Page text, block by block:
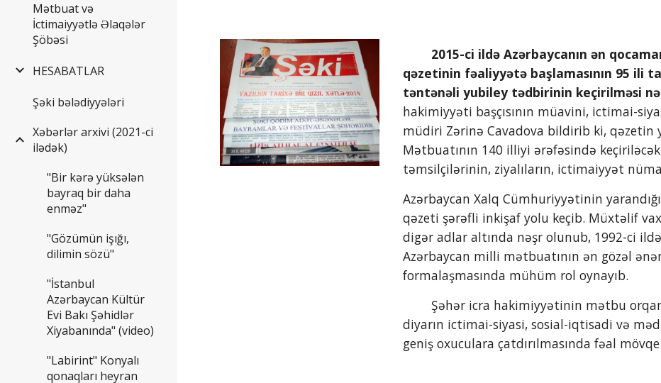
Mətbuat və
İctimaiyyətlə Əlaqələr
Şöbəsi
HESABATLAR
Şəki bələdiyyələri
Xəbərlər arxivi (2021-ci
ilədək)
"Bir kərə yüksələn
bayraq bir daha
enməz"
"Gözümün işığı,
dilimin sözü"
"İstanbul
Azərbaycan Kültür
Evi Bakı Şəhidlər
Xiyabanında" (video)
"Labirint" Konyalı
qonaqları heyran
qəzetinin fəaliyyətə başlamasının 95 ili
təntənəli yubiley tədbirinin keçirilməsi
hakimiyyəti başçısının müavini, ictimai-
müdiri Zərinə Cavadova bildirib ki,
Mətbuatının 140 illiyi ərəfəsində
təmsilçilərinin, ziyalıların, ictimaiyyət
Azərbaycan Xalq Cümhuriyyətinin
qəzeti şərəfli inkişaf yolu keçib. Müxtəlif
digər adlar altında nəşr olunub, 1992-ci
Azərbaycan milli mətbuatının ən gözəl
formalaşmasında mühüm rol oynayıb.
diyarın ictimai-siyasi, sosial-iqtisadi və
geniş oxuculara çatdırılmasında fəal